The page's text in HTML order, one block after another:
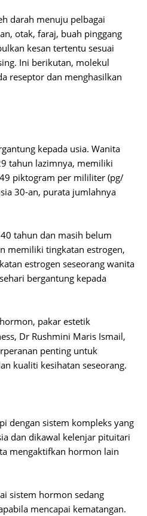
darah menuju pelbagai
otak, faraj, buah pinggang
kesan tertentu sesuai
Ini berikutan, molekul
reseptor dan menghasilkan
kepada usia. Wanita
tahun lazimnya, memiliki
piktogram per mililiter (pg/
30-an, purata jumlahnya
tahun dan masih belum
memiliki tingkatan estrogen,
estrogen seseorang wanita
bergantung kepada
pakar estetik
Dr Rushmini Maris Ismail,
penting untuk
kualiti kesihatan seseorang.
dengan sistem kompleks yang
dan dikawal kelenjar pituitari
mengaktifkan hormon lain
sistem hormon sedang
mencapai kematangan.